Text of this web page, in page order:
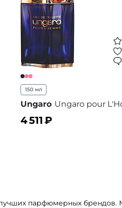
150 мл
Ungaro Ungaro pour
4 511₽
парфюмерных